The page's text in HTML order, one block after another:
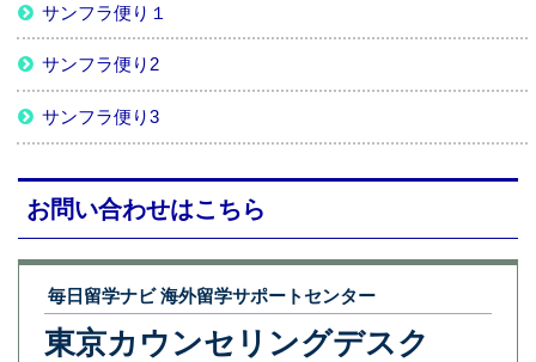
サンフラ便り１
サンフラ便り2
サンフラ便り3
お問い合わせはこちら
毎日留学ナビ 海外留学サポートセンター
東京カウンセリングデスク